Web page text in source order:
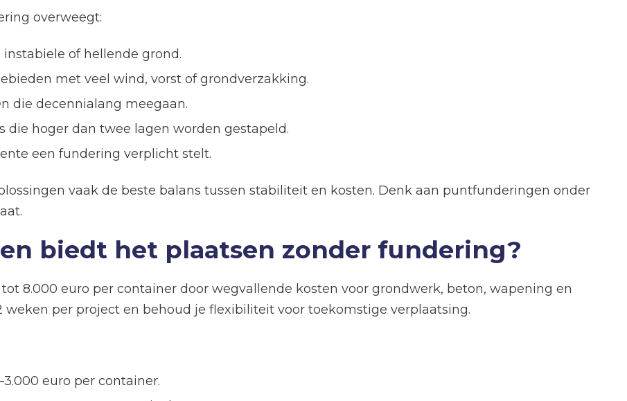
overweegt:
instabiele of hellende grond.
met veel wind, vorst of grondverzakking.
die decennialang meegaan.
die hoger dan twee lagen worden gestapeld.
een fundering verplicht stelt.
vaak de beste balans tussen stabiliteit en kosten. Denk aan puntfunderingen onder
biedt het plaatsen zonder fundering?
8.000 euro per container door wegvallende kosten voor grondwerk, beton, wapening en
weken per project en behoud je flexibiliteit voor toekomstige verplaatsing.
euro per container.